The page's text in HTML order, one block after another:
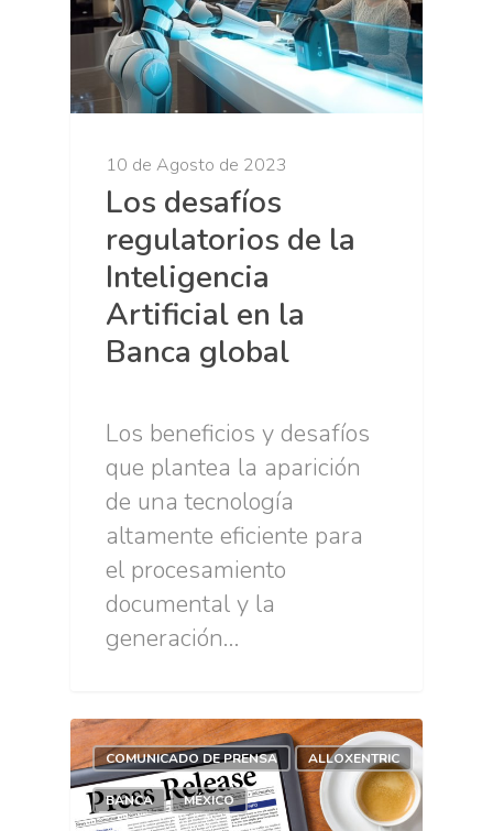
10 de Agosto de 2023
Los desafíos
regulatorios de la
Inteligencia
Artificial en la
Banca global
Los beneficios y desafíos
que plantea la aparición
de una tecnología
altamente eficiente para
el procesamiento
documental y la
generación…
COMUNICADO DE PRENSA ALLOXENTRIC
BANCA MÉXICO